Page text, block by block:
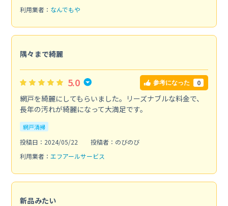
利用業者： なんでもや
隅々まで綺麗
5.0 参考になった 0
網戸を綺麗にしてもらいました。リーズナブルな料金で、
長年の汚れが綺麗になって大満足です。
網戸清掃
投稿日：2024/05/22
投稿者：のびのび
利用業者： エフアールサービス
新品みたい